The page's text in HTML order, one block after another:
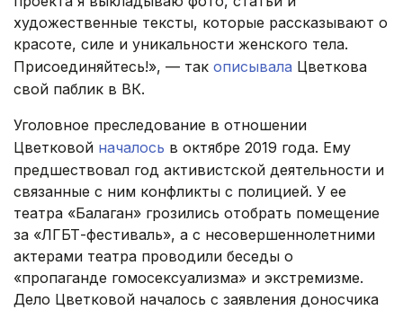
художественные тексты, которые рассказывают о
красоте, силе и уникальности женского тела.
Присоединяйтесь!», — так описывала Цветкова
свой паблик в ВК.
Уголовное преследование в отношении
Цветковой началось в октябре 2019 года. Ему
предшествовал год активистской деятельности и
связанные с ним конфликты с полицией. У ее
театра «Балаган» грозились отобрать помещение
за «ЛГБТ-фестиваль», а с несовершеннолетними
актерами театра проводили беседы о
«пропаганде гомосексуализма» и экстремизме.
Дело Цветковой началось с заявления доносчика